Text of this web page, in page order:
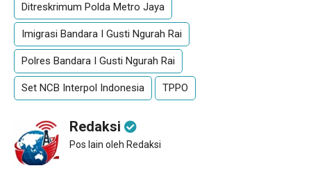
Ditreskrimum Polda Metro Jaya
Imigrasi Bandara I Gusti Ngurah Rai
Polres Bandara I Gusti Ngurah Rai
Set NCB Interpol Indonesia TPPO
Redaksi
Pos lain oleh Redaksi